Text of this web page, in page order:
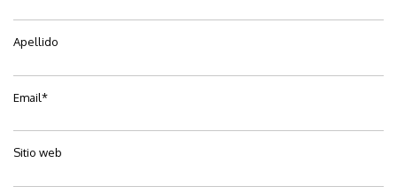
Apellido
Email*
Sitio web